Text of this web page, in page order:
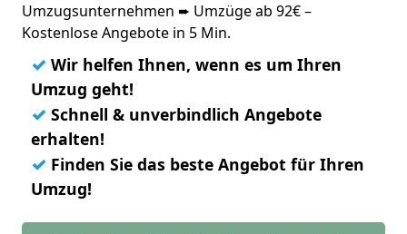
Umzugsunternehmen ➨ Umzüge ab 92€ –
Kostenlose Angebote in 5 Min.
✓ Wir helfen Ihnen, wenn es um Ihren
Umzug geht!
✓ Schnell & unverbindlich Angebote
erhalten!
✓ Finden Sie das beste Angebot für Ihren
Umzug!